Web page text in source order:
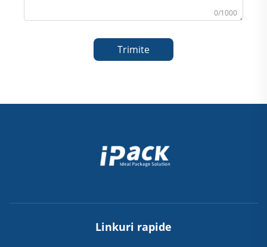
0/1000
Trimite
Linkuri rapide